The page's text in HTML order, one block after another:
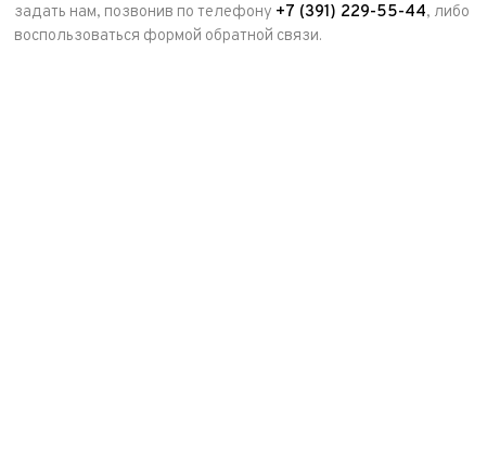
задать нам, позвонив по телефону +7 (391) 229-55-44, либо
воспользоваться формой обратной связи.